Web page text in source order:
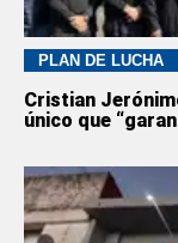
PLAN DE LUCHA
Cristian
único que